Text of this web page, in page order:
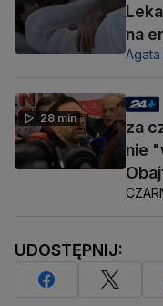
na
Agata
28 min
za
nie
UDOSTĘPNIJ: